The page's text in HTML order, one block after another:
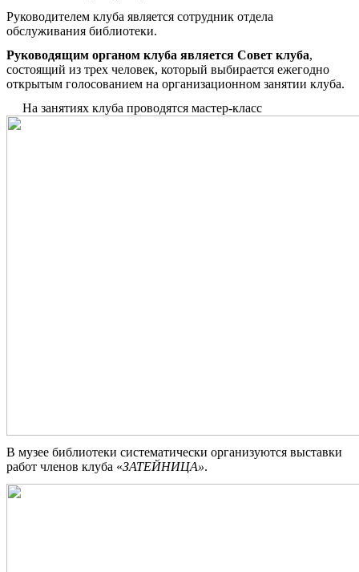
Руководителем клуба является сотрудник отдела
обслуживания библиотеки.
Руководящим органом клуба является Совет клуба,
состоящий из трех человек, который выбирается ежегодно
открытым голосованием на организационном занятии клуба.
На занятиях клуба проводятся мастер-класс
В музее библиотеки систематически организуются выставки
работ членов клуба «ЗАТЕЙНИЦА».